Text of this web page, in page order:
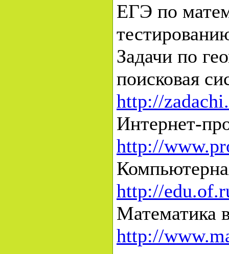
ЕГЭ по
Задачи по
поисковая
http://
Интернет-
http://
http://
Математика
http://